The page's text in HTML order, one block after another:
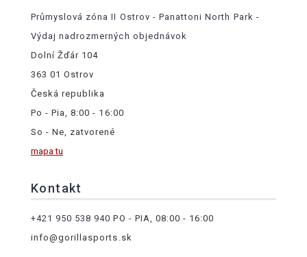
Průmyslová zóna II Ostrov - Panattoni North Park -
Výdaj nadrozmerných objednávok
Dolní Žďár 104
363 01 Ostrov
Česká republika
Po - Pia, 8:00 - 16:00
So - Ne, zatvorené
mapa tu
Kontakt
+421 950 538 940 PO - PIA, 08:00 - 16:00
info@gorillasports.sk